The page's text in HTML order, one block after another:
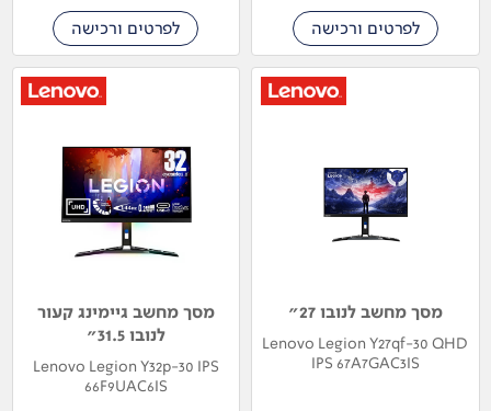
לפרטים ורכישה לפרטים ורכישה
מסך מחשב לנובו 27"
Lenovo Legion Y27qf-30 QHD
IPS 67A7GAC3IS
מסך מחשב גיימינג קעור
לנובו 31.5"
Lenovo Legion Y32p-30 IPS
66F9UAC6IS